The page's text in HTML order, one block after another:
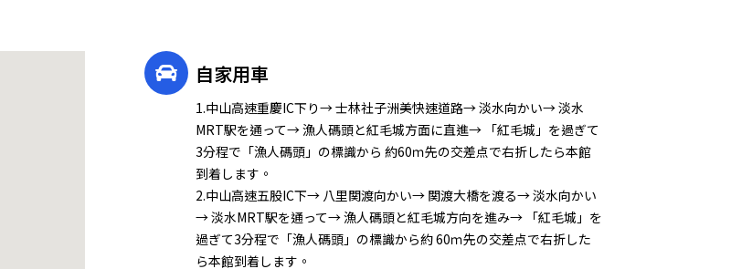
自家用車
1.中山高速重慶IC下り→ 士林社子洲美快速道路→ 淡水向かい→ 淡水
MRT駅を通って→ 漁人碼頭と紅毛城方面に直進→ 「紅毛城」を過ぎて
3分程で「漁人碼頭」の標識から 約60ｍ先の交差点で右折したら本館
到着します。
2.中山高速五股IC下→ 八里関渡向かい→ 関渡大橋を渡る→ 淡水向かい
→ 淡水MRT駅を通って→ 漁人碼頭と紅毛城方向を進み→ 「紅毛城」を
過ぎて3分程で「漁人碼頭」の標識から約 60ｍ先の交差点で右折した
ら本館到着します。